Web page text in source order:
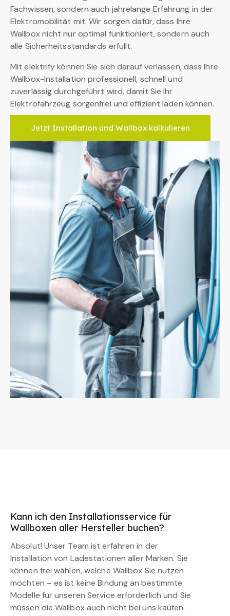
Fachwissen, sondern auch jahrelange Erfahrung in der
Elektromobilität mit. Wir sorgen dafür, dass Ihre
Wallbox nicht nur optimal funktioniert, sondern auch
alle Sicherheitsstandards erfüllt.
Mit elektrify können Sie sich darauf verlassen, dass Ihre
Wallbox-Installation professionell, schnell und
zuverlässig durchgeführt wird, damit Sie Ihr
Elektrofahrzeug sorgenfrei und effizient laden können.
Jetzt Installation und Wallbox kalkulieren
Kann ich den Installationsservice für
Wallboxen aller Hersteller buchen?
Absolut! Unser Team ist erfahren in der
Installation von Ladestationen aller Marken. Sie
können frei wählen, welche Wallbox Sie nutzen
möchten – es ist keine Bindung an bestimmte
Modelle für unseren Service erforderlich und Sie
müssen die Wallbox auch nicht bei uns kaufen.